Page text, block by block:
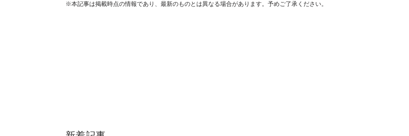
※本記事は掲載時点の情報であり、最新のものとは異なる場合があります。予めご了承ください。